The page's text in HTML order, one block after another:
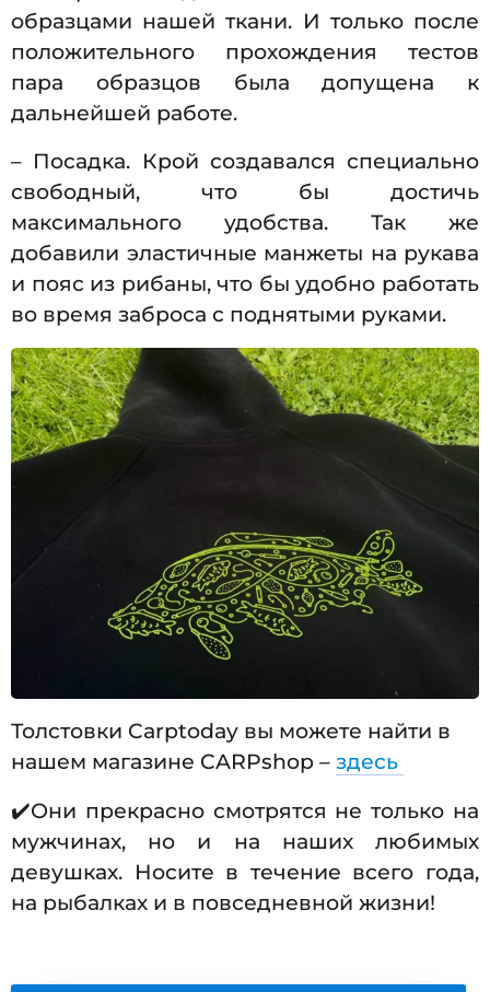
образцами нашей ткани. И только после
положительного прохождения тестов
пара образцов была допущена к
дальнейшей работе.
– Посадка. Крой создавался специально
свободный, что бы достичь
максимального удобства. Так же
добавили эластичные манжеты на рукава
и пояс из рибаны, что бы удобно работать
во время заброса с поднятыми руками.
Толстовки Carptoday вы можете найти в
нашем магазине CARPshop – здесь
✔️Они прекрасно смотрятся не только на
мужчинах, но и на наших любимых
девушках. Носите в течение всего года,
на рыбалках и в повседневной жизни!